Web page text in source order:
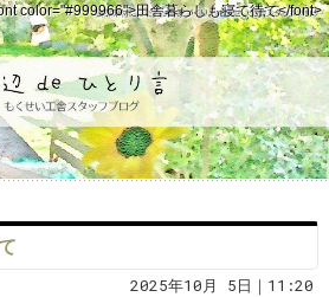
color="#999966">田舎暮らしも寝て待て</font>
2025年10月 5日｜11:20